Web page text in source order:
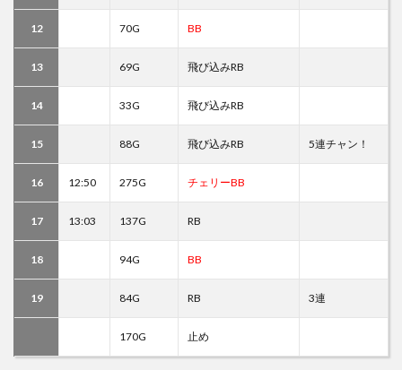
12 70G BB
13 69G 飛び込みRB
14 33G 飛び込みRB
15 88G 飛び込みRB 5連チャン！
16 12:50 275G チェリーBB
17 13:03 137G RB
18 94G BB
19 84G RB 3連
170G 止め